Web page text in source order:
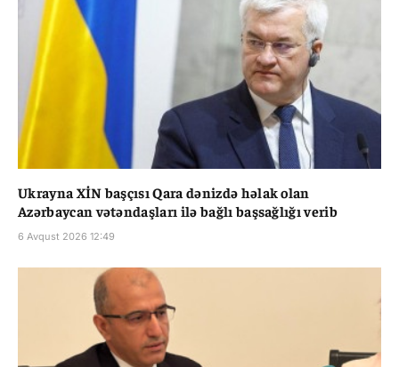
Ukrayna XİN başçısı Qara dənizdə həlak olan
Azərbaycan vətəndaşları ilə bağlı başsağlığı verib
6 Avqust 2026 12:49